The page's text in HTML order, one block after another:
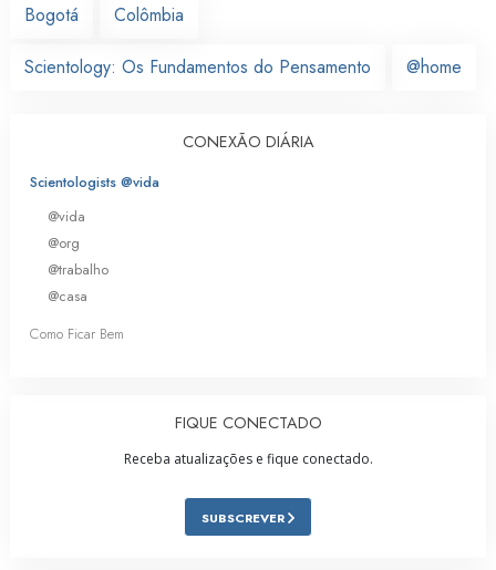
Bogotá
Colômbia
Scientology: Os Fundamentos do Pensamento @home
CONEXÃO DIÁRIA
Scientologists @vida
@vida
@org
@trabalho
@casa
Como Ficar Bem
FIQUE CONECTADO
Receba atualizações e fique conectado.
SUBSCREVER